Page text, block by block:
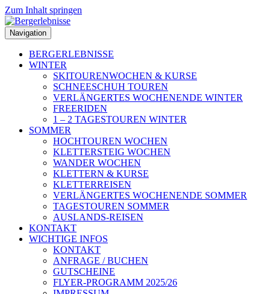
Zum Inhalt springen
Navigation
BERGERLEBNISSE
WINTER
SKITOURENWOCHEN & KURSE
SCHNEESCHUH TOUREN
VERLÄNGERTES WOCHENENDE WINTER
FREERIDEN
1 – 2 TAGESTOUREN WINTER
SOMMER
HOCHTOUREN WOCHEN
KLETTERSTEIG WOCHEN
WANDER WOCHEN
KLETTERN & KURSE
KLETTERREISEN
VERLÄNGERTES WOCHENENDE SOMMER
TAGESTOUREN SOMMER
AUSLANDS-REISEN
KONTAKT
WICHTIGE INFOS
KONTAKT
ANFRAGE / BUCHEN
GUTSCHEINE
FLYER-PROGRAMM 2025/26